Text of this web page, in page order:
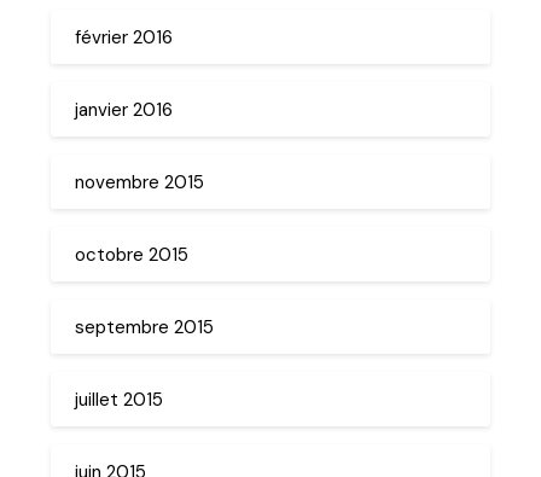
février 2016
janvier 2016
novembre 2015
octobre 2015
septembre 2015
juillet 2015
juin 2015